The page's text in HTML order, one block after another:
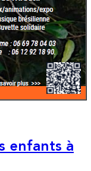
enfants à